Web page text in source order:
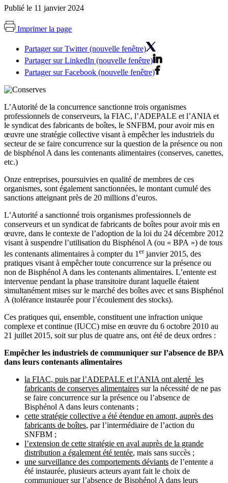
Publié le 11 janvier 2024
Imprimer la page
Partager sur Twitter (nouvelle fenêtre)
Partager sur LinkedIn (nouvelle fenêtre)
Partager sur Facebook (nouvelle fenêtre)
L’Autorité de la concurrence sanctionne trois organismes
professionnels de conserveurs, la FIAC, l’ADEPALE et l’ANIA et
le syndicat des fabricants de boîtes, le SNFBM, pour avoir mis en
œuvre une stratégie collective visant à empêcher les industriels du
secteur de se faire concurrence sur la question de la présence ou non
de bisphénol A dans les contenants alimentaires (conserves, canettes,
etc.)
Onze entreprises, poursuivies en qualité de membres de ces
organismes, sont également sanctionnées, le montant cumulé des
sanctions atteignant près de 20 millions d’euros.
L’Autorité a sanctionné trois organismes professionnels de
conserveurs et un syndicat de fabricants de boîtes pour avoir mis en
œuvre, dans le contexte de l’adoption de la loi du 24 décembre 2012
visant à suspendre l’utilisation du Bisphénol A (ou « BPA ») de tous
les contenants alimentaires à compter du 1 erjanvier 2015, des
pratiques visant à empêcher toute concurrence sur la présence ou
non de Bisphénol A dans les contenants alimentaires. L’entente est
intervenue pendant la phase transitoire durant laquelle étaient
simultanément mises sur le marché des boîtes avec et sans Bisphénol
A (tolérance instaurée pour l’écoulement des stocks).
Ces pratiques qui, ensemble, constituent une infraction unique
complexe et continue (IUCC) mise en œuvre du 6 octobre 2010 au
21 juillet 2015, soit sur plus de quatre ans, ont été de deux ordres :
Empêcher les industriels de communiquer sur l’absence de BPA
dans leurs contenants alimentaires
la FIAC, puis par l’ADEPALE et l’ANIA ont alerté les
fabricants de conserves alimentaires sur la nécessité de ne pas
se faire concurrence sur la présence ou l’absence de
Bisphénol A dans leurs contenants ;
cette stratégie collective a été étendue en amont, auprès des
fabricants de boîtes, par l’intermédiaire de l’action du
SNFBM ;
l’extension de cette stratégie en aval auprès de la grande
distribution a également été tentée, mais sans succès ;
une surveillance des comportements déviants de l’entente a
été instaurée, plusieurs acteurs ayant fait le choix de
communiquer sur l’absence de Bisphénol A dans leurs